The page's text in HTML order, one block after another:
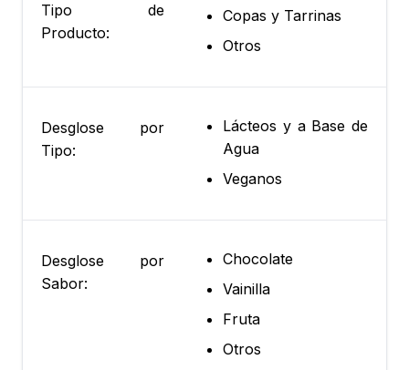
Tipo de
Producto:
Copas y Tarrinas
Otros
Desglose por
Tipo:
Lácteos y a Base de
Agua
Veganos
Desglose por
Sabor:
Chocolate
Vainilla
Fruta
Otros